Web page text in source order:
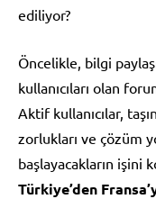
ediliyor?
Öncelikle, bilgi
kullanıcıları olan
Aktif kullanıcılar,
zorlukları ve çözüm
başlayacakların işini
Türkiye’den